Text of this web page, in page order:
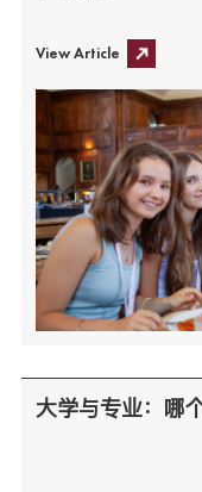
View Article
大学与专业：哪